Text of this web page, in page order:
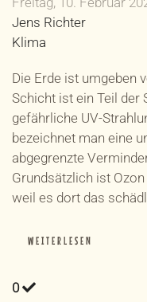
Jens Richter
Klima
Die Erde ist umgeben
Schicht ist ein Teil der
gefährliche UV-
bezeichnet man eine
abgegrenzte
Grundsätzlich ist
weil es dort das
WEITERLESEN
0